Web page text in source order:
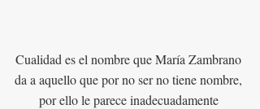
Cualidad es el nombre que María Zambrano
da a aquello que por no ser no tiene nombre,
por ello le parece inadecuadamente